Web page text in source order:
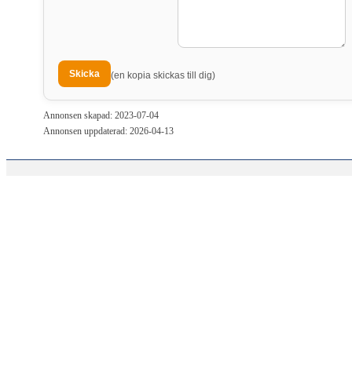
(en kopia skickas till dig)
Annonsen skapad: 2023-07-04
Annonsen uppdaterad: 2026-04-13